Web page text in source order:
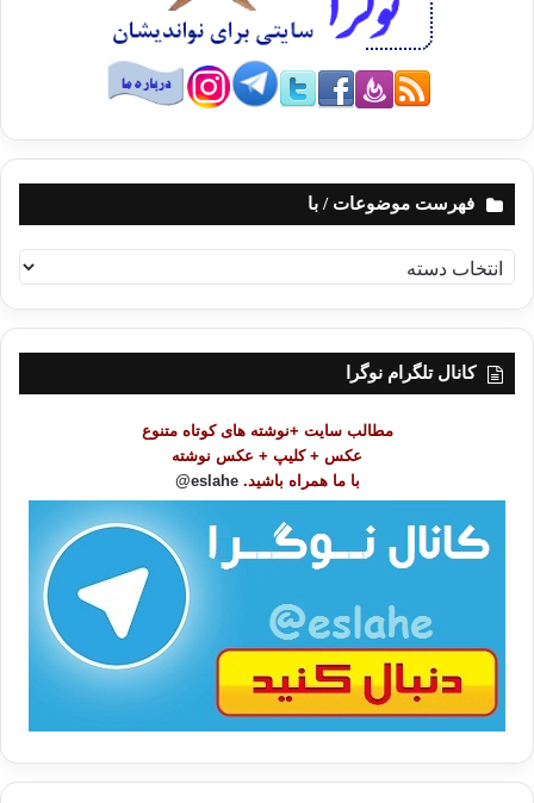
فهرست موضوعات / با
ه
ر
کانال تلگرام نوگرا
مطالب سایت +نوشته های کوتاه متنوع
عکس + کلیپ + عکس نوشته
با ما همراه باشید. eslahe@